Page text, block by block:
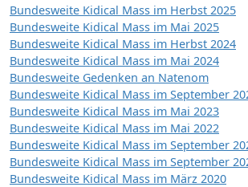
Bundesweite Kidical Mass im Herbst 2025
Bundesweite Kidical Mass im Mai 2025
Bundesweite Kidical Mass im Herbst 2024
Bundesweite Kidical Mass im Mai 2024
Bundesweite Gedenken an Natenom
Bundesweite Kidical Mass im September
Bundesweite Kidical Mass im Mai 2023
Bundesweite Kidical Mass im Mai 2022
Bundesweite Kidical Mass im September
Bundesweite Kidical Mass im September
Bundesweite Kidical Mass im März 2020